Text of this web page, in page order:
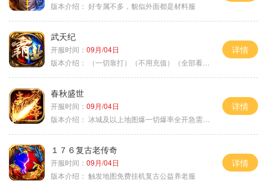
版本介绍： 好专属不多，貌似外面都是材料服
武天纪
开服时间： 09月/04日
版本介绍：
（一切靠打）（不用充值）（全部看脸）
详情
春秋盛世
开服时间： 09月/04日
版本介绍： 冰城及以上地图爆一切爆率全开急需材料
详情
１７６复古老传奇
开服时间： 09月/04日
版本介绍： 触发地图免费挂机复古公益养老服
详情